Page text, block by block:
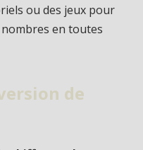
ou des jeux pour
en toutes
de